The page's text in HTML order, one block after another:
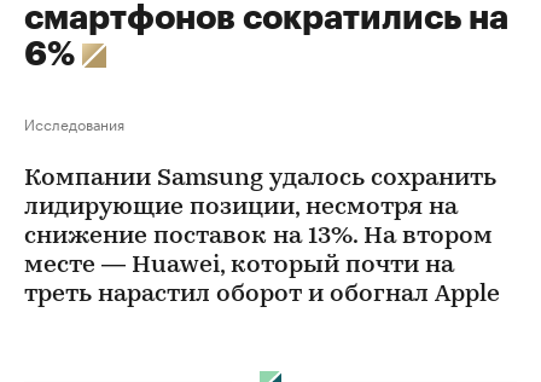
смартфонов сократились на
6%
Исследования
Компании Samsung удалось сохранить
лидирующие позиции, несмотря на
снижение поставок на 13%. На втором
месте — Huawei, который почти на
треть нарастил оборот и обогнал Apple